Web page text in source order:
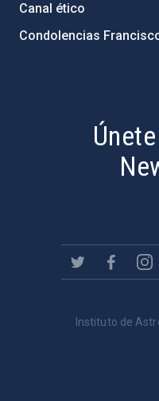
Canal ético
Condolencias
Instituto de